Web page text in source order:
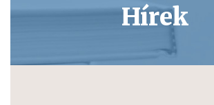
Hírek